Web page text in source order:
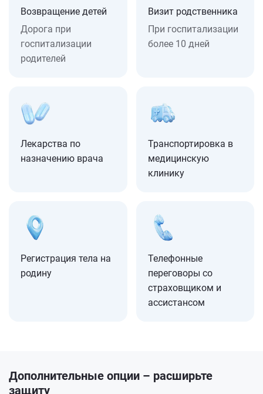
Возвращение детей
Дорога при
госпитализации
родителей
Визит родственника
При госпитализации
более 10 дней
Лекарства по
назначению врача
Транспортировка в
медицинскую
клинику
Регистрация тела на
родину
Телефонные
переговоры со
страховщиком и
ассистансом
Дополнительные опции – расширьте
защиту